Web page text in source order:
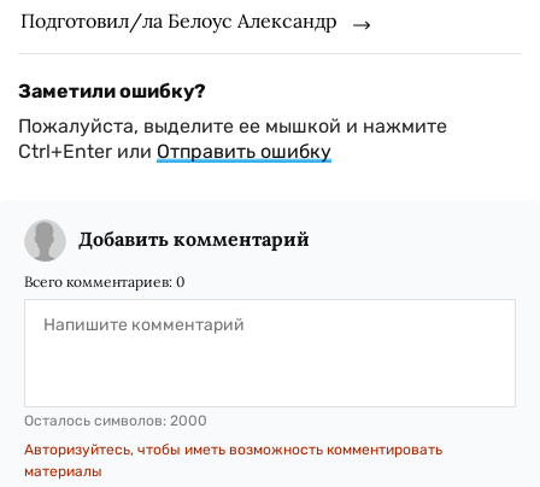
Подготовил/ла Белоус Александр
Заметили ошибку?
Пожалуйста, выделите ее мышкой и нажмите
Ctrl+Enter или Отправить ошибку
Добавить комментарий
Всего комментариев: 0
Осталось символов: 2000
Авторизуйтесь, чтобы иметь возможность комментировать
материалы